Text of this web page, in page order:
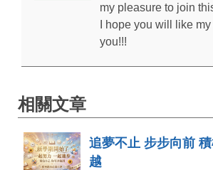
my pleasure to join
I hope you will like
you!!!
相關文章
追夢不止 步步向前
越